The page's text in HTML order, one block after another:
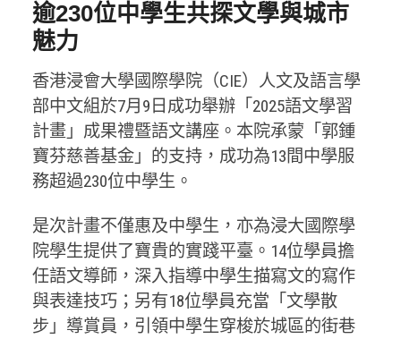
逾230位中學生共探文學與城市
魅力
香港浸會大學國際學院（CIE）人文及語言學
部中文組於7月9日成功舉辦「2025語文學習
計畫」成果禮暨語文講座。本院承蒙「郭鍾
寶芬慈善基金」的支持，成功為13間中學服
務超過230位中學生。
是次計畫不僅惠及中學生，亦為浸大國際學
院學生提供了寶貴的實踐平臺。14位學員擔
任語文導師，深入指導中學生描寫文的寫作
與表達技巧；另有18位學員充當「文學散
步」導賞員，引領中學生穿梭於城區的街巷